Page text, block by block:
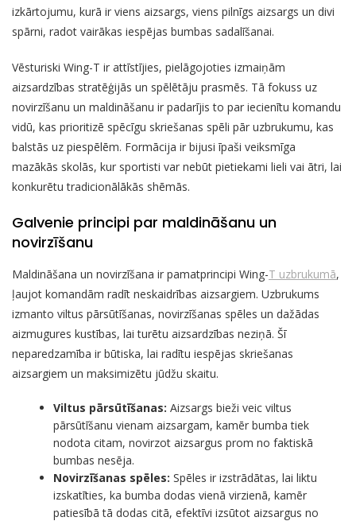
izkārtojumu, kurā ir viens aizsargs, viens pilnīgs aizsargs un divi
spārni, radot vairākas iespējas bumbas sadalīšanai.
Vēsturiski Wing-T ir attīstījies, pielāgojoties izmaiņām
aizsardzības stratēģijās un spēlētāju prasmēs. Tā fokuss uz
novirzīšanu un maldināšanu ir padarījis to par iecienītu komandu
vidū, kas prioritizē spēcīgu skriešanas spēli pār uzbrukumu, kas
balstās uz piespēlēm. Formācija ir bijusi īpaši veiksmīga
mazākās skolās, kur sportisti var nebūt pietiekami lieli vai ātri, lai
konkurētu tradicionālākās shēmās.
Galvenie principi par maldināšanu un
novirzīšanu
Maldināšana un novirzīšana ir pamatprincipi Wing-T uzbrukumā,
ļaujot komandām radīt neskaidrības aizsargiem. Uzbrukums
izmanto viltus pārsūtīšanas, novirzīšanas spēles un dažādas
aizmugures kustības, lai turētu aizsardzības neziņā. Šī
neparedzamība ir būtiska, lai radītu iespējas skriešanas
aizsargiem un maksimizētu jūdžu skaitu.
Viltus pārsūtīšanas: Aizsargs bieži veic viltus
pārsūtīšanu vienam aizsargam, kamēr bumba tiek
nodota citam, novirzot aizsargus prom no faktiskā
bumbas nesēja.
Novirzīšanas spēles: Spēles ir izstrādātas, lai liktu
izskatīties, ka bumba dodas vienā virzienā, kamēr
patiesībā tā dodas citā, efektīvi izsūtot aizsargus no